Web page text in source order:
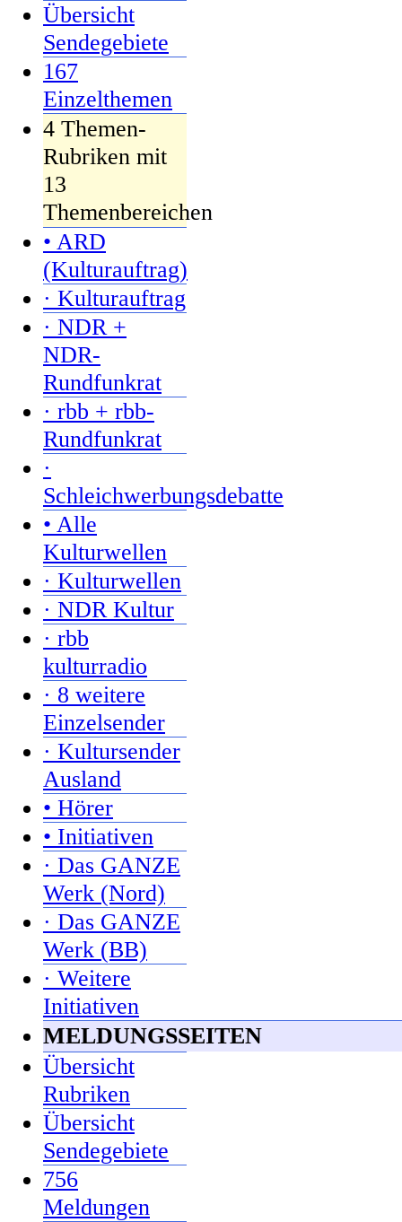
Übersicht
Sendegebiete
167
Einzelthemen
4 Themen-
Rubriken mit
13
Themenbereichen
• ARD
(Kulturauftrag)
· Kulturauftrag
· NDR +
NDR-
Rundfunkrat
· rbb + rbb-
Rundfunkrat
·
Schleichwerbungsdebatte
• Alle
Kulturwellen
· Kulturwellen
· NDR Kultur
· rbb
kulturradio
· 8 weitere
Einzelsender
· Kultursender
Ausland
• Hörer
• Initiativen
· Das GANZE
Werk (Nord)
· Das GANZE
Werk (BB)
· Weitere
Initiativen
MELDUNGSSEITEN
Übersicht
Rubriken
Übersicht
Sendegebiete
756
Meldungen